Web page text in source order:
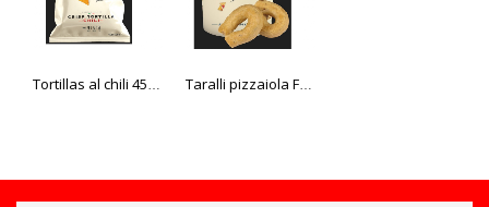
Tortillas al chili 450 gr. Fox Taralli pizzaiola Fox 2 kg